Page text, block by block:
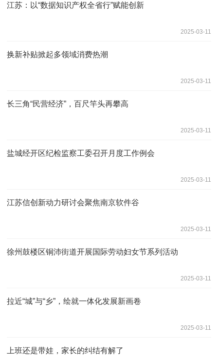
江苏：以“数据知识产权全省行”赋能创新
2025-03-11
换新补贴掀起多领域消费热潮
2025-03-11
长三角“民营经济”，百尺竿头再攀高
2025-03-11
盐城经开区纪检监察工委召开月度工作例会
2025-03-11
江苏信创新动力研讨会聚焦南京软件谷
2025-03-11
徐州鼓楼区铜沛街道开展国际劳动妇女节系列活动
2025-03-11
拉近“城”与“乡”，绘就一体化发展新画卷
2025-03-11
上班还是带娃，家长的纠结有解了